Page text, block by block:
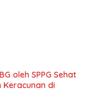
oleh SPPG Sehat
Keracunan di